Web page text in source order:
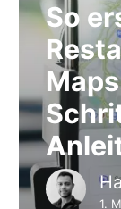
So
1.